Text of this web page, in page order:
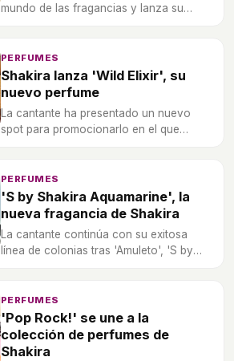
mundo de las fragancias y lanza su
PERFUMES
Shakira lanza 'Wild Elixir', su
nuevo perfume
La cantante ha presentado un nuevo
spot para promocionarlo en el que
PERFUMES
'S by Shakira Aquamarine', la
nueva fragancia de Shakira
La cantante continúa con su exitosa
línea de colonias tras 'Amuleto', 'S by
PERFUMES
'Pop Rock!' se une a la
colección de perfumes de
Shakira